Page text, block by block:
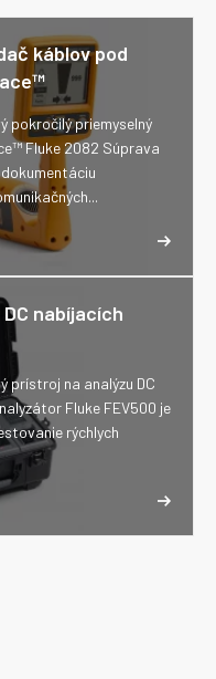
káblov pod
pokročilý priemyselný
Fluke 2082 Súprava
nabíjacích
prístroj na analýzu DC
Fluke FEV500 je
rýchlych